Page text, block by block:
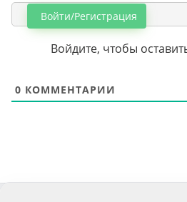
Войти/Регистрация
Войдите, чтобы
0 КОММЕНТАРИИ